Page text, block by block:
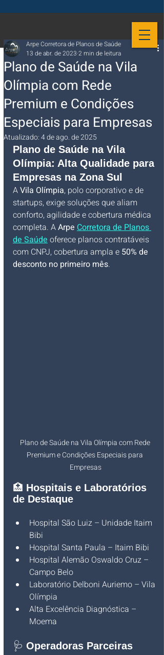
Plano de Saúde na Vila
Olímpia com Rede
Premium e Condições
Especiais para Empresas
Arpe Corretora de Planos de Saúde
13 de abr. de 2023 2 min de leitura
Atualizado:4 de ago. de 2025
Plano de Saúde na Vila
Olímpia: Alta Qualidade para
Empresas na Zona Sul
A Vila Olímpia, polo corporativo e de
startups, exige soluções que aliam
conforto, agilidade e cobertura médica
completa. A Arpe Corretora de Planos
de Saúde oferece planos contratáveis
com CNPJ, cobertura ampla e 50% de
desconto no primeiro mês.
Plano de Saúde na Vila Olímpia com Rede
Premium e Condições Especiais para
Empresas
🏥 Hospitais e Laboratórios
de Destaque
Hospital São Luiz – Unidade Itaim
Bibi
Hospital Santa Paula – Itaim Bibi
Hospital Alemão Oswaldo Cruz –
Campo Belo
Laboratório Delboni Auriemo – Vila
Olímpia
Alta Excelência Diagnóstica –
Moema
🩺 Operadoras Parceiras